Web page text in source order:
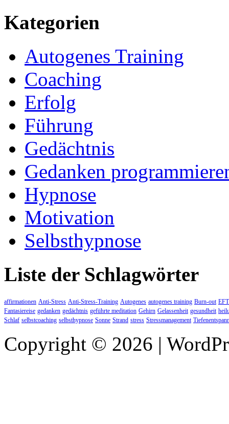
Kategorien
Autogenes Training
Coaching
Erfolg
Führung
Gedächtnis
Gedanken
Hypnose
Motivation
Selbsthypnose
Liste der Schlagwörter
affirmationen Anti-Stress Anti-Stress-Training Autogenes autogenes training Burn-out EFT
Fantasiereise gedanken gedächtnis geführte meditation Gehirn Gelassenheit gesundheit
Schlaf selbstcoaching selbsthypnose Sonne Strand stress Stressmanagement
Copyright © 2026 |